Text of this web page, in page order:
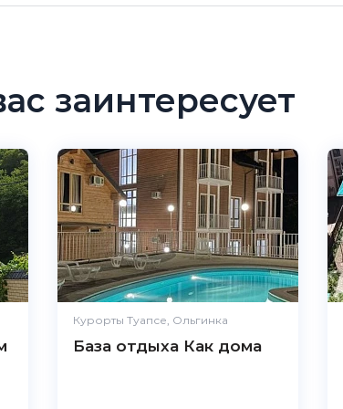
заинтересует
Курорты Туапсе, Ольгинка
База отдыха Как дома